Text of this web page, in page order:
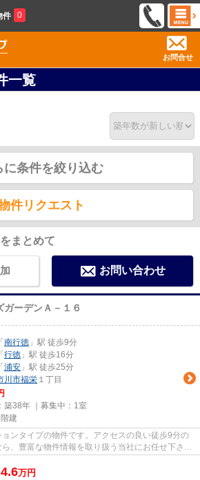
件 0
お問合せ
一覧
に条件を絞り込む
件リクエスト
まとめて
お問い合わせ
ガーデンＡ－１６
「 南行徳 」駅 徒歩9分
「 行徳 」駅 徒歩16分
「 浦安 」駅 徒歩25分
川市福栄 １丁目
築38年 ｜募集中： 1室
建
ンタイプの物件です。アクセスの良い徒歩9分の
、豊富な物件情報を取り扱う当社にお任せ下さ
4.6万円